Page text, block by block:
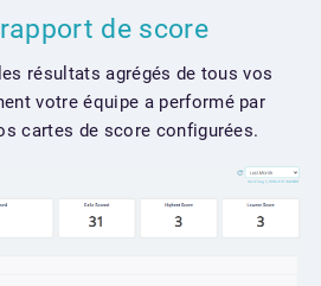
de score
résultats agrégés de tous vos
votre équipe a performé par
cartes de score configurées.